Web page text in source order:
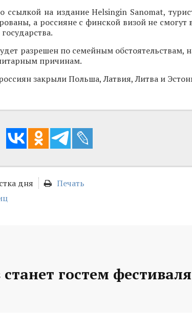
ссылкой на издание Helsingin Sanomat,
а россияне с финской визой не смогут
разрешен по семейным обстоятельствам,
причинам.
закрыли Польша, Латвия, Литва и
дня
Печать
гостем фестиваля